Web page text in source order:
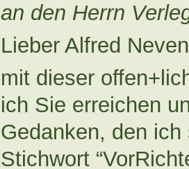
an den Herrn
Lieber Alfred
mit dieser
ich Sie erreichen
Gedanken, den
Stichwort